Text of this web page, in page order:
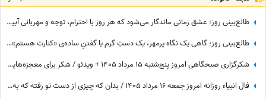
طالع‌بینی روز؛ عشق زمانی ماندگار می‌شود که هر روز با احترام، توجه و مهربانی آبیاری شود / جمعه 16 مرداد 1405
طالع‌بینی روز؛ گاهی یک نگاه پرمهر، یک دستِ گرم یا گفتنِ ساده‌ی «کنارت هستم»، می‌تواند قلبی را برای همیشه آرام کند ... / شنبه 17 مرداد 1405
شکرگزاری صبحگاهی امروز پنج‌شنبه 15 مرداد 1405 + ویدئو / شکر برای معجزه‌هایی که دیدم، برای نعمت‌هایی که هنوز ندیده‌ام، و برای آرزوهایی که همین حالا در مسیر رسیدن به من هستند
فال انبیاء روزانه امروز جمعه 16 مرداد 1405 / بدان که چیزی از دست تو رفته که به سبب آن غم و اندوه می‌خوری، اما ...